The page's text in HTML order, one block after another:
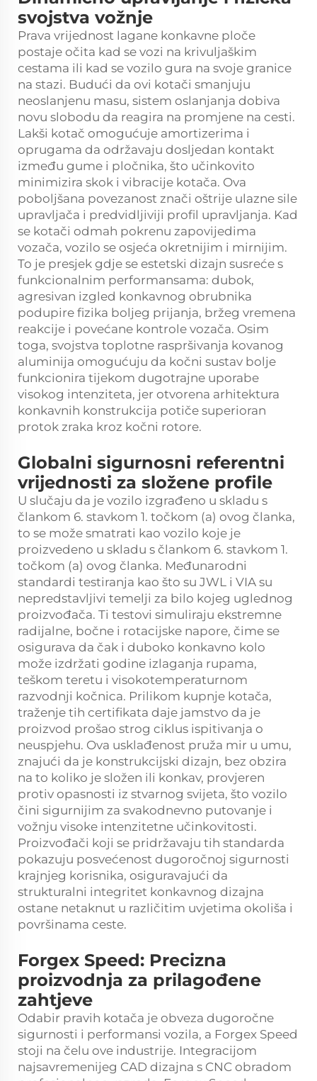
svojstva vožnje
Prava vrijednost lagane konkavne ploče
postaje očita kad se vozi na krivuljaškim
cestama ili kad se vozilo gura na svoje granice
na stazi. Budući da ovi kotači smanjuju
neoslanjenu masu, sistem oslanjanja dobiva
novu slobodu da reagira na promjene na cesti.
Lakši kotač omogućuje amortizerima i
oprugama da održavaju dosljedan kontakt
između gume i pločnika, što učinkovito
minimizira skok i vibracije kotača. Ova
poboljšana povezanost znači oštrije ulazne sile
upravljača i predvidljiviji profil upravljanja. Kad
se kotači odmah pokrenu zapovijedima
vozača, vozilo se osjeća okretnijim i mirnijim.
To je presjek gdje se estetski dizajn susreće s
funkcionalnim performansama: dubok,
agresivan izgled konkavnog obrubnika
podupire fizika boljeg prijanja, bržeg vremena
reakcije i povećane kontrole vozača. Osim
toga, svojstva toplotne raspršivanja kovanog
aluminija omogućuju da kočni sustav bolje
funkcionira tijekom dugotrajne uporabe
visokog intenziteta, jer otvorena arhitektura
konkavnih konstrukcija potiče superioran
protok zraka kroz kočni rotore.
Globalni sigurnosni referentni
vrijednosti za složene profile
U slučaju da je vozilo izgrađeno u skladu s
člankom 6. stavkom 1. točkom (a) ovog članka,
to se može smatrati kao vozilo koje je
proizvedeno u skladu s člankom 6. stavkom 1.
točkom (a) ovog članka. Međunarodni
standardi testiranja kao što su JWL i VIA su
nepredstavljivi temelji za bilo kojeg uglednog
proizvođača. Ti testovi simuliraju ekstremne
radijalne, bočne i rotacijske napore, čime se
osigurava da čak i duboko konkavno kolo
može izdržati godine izlaganja rupama,
teškom teretu i visokotemperaturnom
razvodnji kočnica. Prilikom kupnje kotača,
traženje tih certifikata daje jamstvo da je
proizvod prošao strog ciklus ispitivanja o
neuspjehu. Ova usklađenost pruža mir u umu,
znajući da je konstrukcijski dizajn, bez obzira
na to koliko je složen ili konkav, provjeren
protiv opasnosti iz stvarnog svijeta, što vozilo
čini sigurnijim za svakodnevno putovanje i
vožnju visoke intenzitetne učinkovitosti.
Proizvođači koji se pridržavaju tih standarda
pokazuju posvećenost dugoročnoj sigurnosti
krajnjeg korisnika, osiguravajući da
strukturalni integritet konkavnog dizajna
ostane netaknut u različitim uvjetima okoliša i
površinama ceste.
Forgex Speed: Precizna
proizvodnja za prilagođene
zahtjeve
Odabir pravih kotača je obveza dugoročne
sigurnosti i performansi vozila, a Forgex Speed
stoji na čelu ove industrije. Integracijom
najsavremenijeg CAD dizajna s CNC obradom